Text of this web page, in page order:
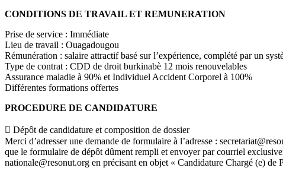
CONDITIONS DE TRAVAIL ET REMUNERATION
Prise de service : Immédiate
Lieu de travail : Ouagadougou
Rémunération : salaire attractif basé sur l’expérience, complété par un
Type de contrat : CDD de droit burkinabè 12 mois renouvelables
Assurance maladie à 90% et Individuel Accident Corporel à 100%
Différentes formations offertes
PROCEDURE DE CANDIDATURE
 Dépôt de candidature et composition de dossier
Merci d’adresser une demande de formulaire à l’adresse :
que le formulaire de dépôt dûment rempli et envoyer par courriel
nationale@resonut.org en précisant en objet « Candidature Chargé (e)